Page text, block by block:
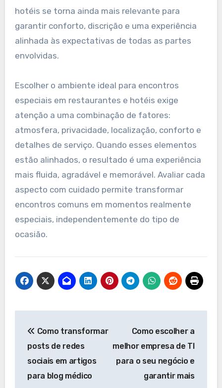
hotéis se torna ainda mais relevante para
garantir conforto, discrição e uma experiência
alinhada às expectativas de todas as partes
envolvidas.
Escolher o ambiente ideal para encontros
especiais em restaurantes e hotéis exige
atenção a uma combinação de fatores:
atmosfera, privacidade, localização, conforto e
detalhes de serviço. Quando esses elementos
estão alinhados, o resultado é uma experiência
mais fluida, agradável e memorável. Avaliar cada
aspecto com cuidado permite transformar
encontros comuns em momentos realmente
especiais, independentemente do tipo de
ocasião.
de
Post
Como transformar
posts de redes
sociais em artigos
para blog médico
Como escolher a
melhor empresa de TI
para o seu negócio e
garantir mais